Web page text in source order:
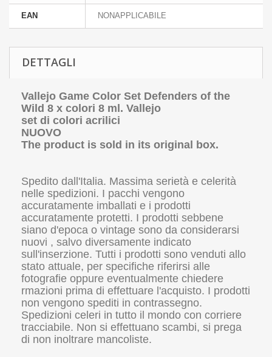
EAN NONAPPLICABILE
DETTAGLI
Vallejo Game Color Set Defenders of the
Wild 8 x colori 8 ml. Vallejo
set di colori acrilici
NUOVO
The product is sold in its original box.
Spedito dall'Italia. Massima serietà e celerità
nelle spedizioni. I pacchi vengono
accuratamente imballati e i prodotti
accuratamente protetti. I prodotti sebbene
siano d'epoca o vintage sono da considerarsi
nuovi , salvo diversamente indicato
sull'inserzione. Tutti i prodotti sono venduti allo
stato attuale, per specifiche riferirsi alle
fotografie oppure eventualmente chiedere
rmazioni prima di effettuare l'acquisto. I prodotti
non vengono spediti in contrassegno.
Spedizioni celeri in tutto il mondo con corriere
tracciabile. Non si effettuano scambi, si prega
di non inoltrare mancoliste.